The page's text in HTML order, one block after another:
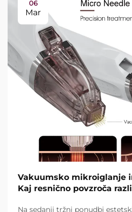
06
Mar
Vakuumsko mikroiglanje
Kaj resnično povzroča
Na sedanji tržni ponudbi